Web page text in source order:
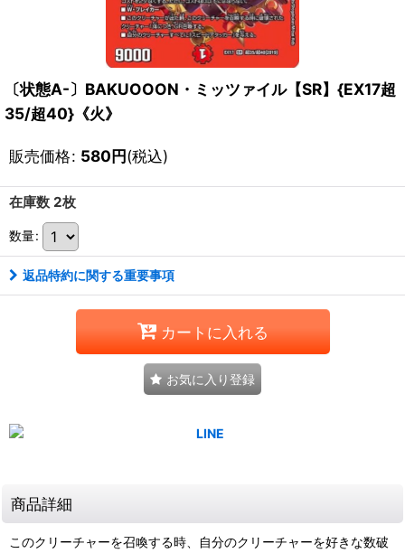
〔状態A-〕BAKUOOON・ミッツァイル【SR】{EX17超
35/超40}《火》
販売価格: 580円(税込)
在庫数 2枚
数量:
返品特約に関する重要事項
カートに入れる
お気に入り登録
商品詳細
このクリーチャーを召喚する時、自分のクリーチャーを好きな数破